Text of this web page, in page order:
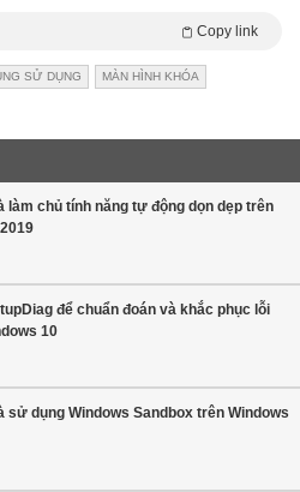
Copy link
SỬ DỤNG MÀN HÌNH KHÓA
làm chủ tính năng tự động dọn dẹp trên
để chuẩn đoán và khắc phục lỗi
10
sử dụng Windows Sandbox trên Windows